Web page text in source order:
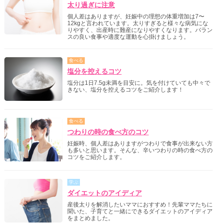
太り過ぎに注意
個人差はありますが、妊娠中の理想の体重増加は7〜
12kgと言われています。太りすぎると様々な病気にな
りやすく、出産時に難産になりやすくなります。バラン
スの良い食事や適度な運動を心掛けましょう。
食べる
塩分を控えるコツ
塩分は1日7.5g未満を目安に。気を付けていても中々で
きない、塩分を控えるコツをご紹介します！
食べる
つわりの時の食べ方のコツ
妊娠時、個人差はありますがつわりで食事が出来ない方
も多いと思います。そんな、辛いつわりの時の食べ方の
コツをご紹介します。
学ぶ
ダイエットのアイディア
産後太りを解消したいママにおすすめ！先輩ママたちに
聞いた、子育てと一緒にできるダイエットのアイディア
をまとめました。